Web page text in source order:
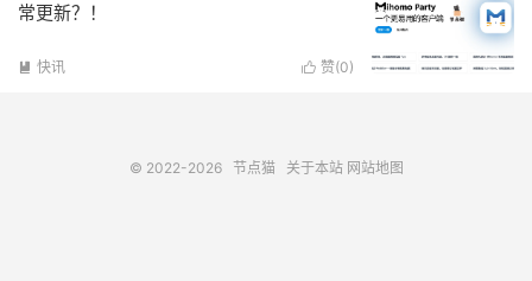
常更新？！
 赞(0)
 快讯
© 2022-2026 节点猫 关于本站 网站地图